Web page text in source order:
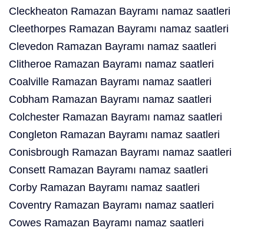
Cleckheaton Ramazan Bayramı namaz saatleri
Cleethorpes Ramazan Bayramı namaz saatleri
Clevedon Ramazan Bayramı namaz saatleri
Clitheroe Ramazan Bayramı namaz saatleri
Coalville Ramazan Bayramı namaz saatleri
Cobham Ramazan Bayramı namaz saatleri
Colchester Ramazan Bayramı namaz saatleri
Congleton Ramazan Bayramı namaz saatleri
Conisbrough Ramazan Bayramı namaz saatleri
Consett Ramazan Bayramı namaz saatleri
Corby Ramazan Bayramı namaz saatleri
Coventry Ramazan Bayramı namaz saatleri
Cowes Ramazan Bayramı namaz saatleri